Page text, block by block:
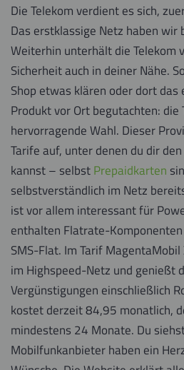
Die Telekom verdient es sich,
Das erstklassige Netz haben wir
Weiterhin unterhält die Telekom
Sicherheit auch in deiner Nähe.
Shop etwas klären oder dort das
Produkt vor Ort begutachten: die
hervorragende Wahl. Dieser
Tarife auf, unter denen du dir
kannst – selbstPrepaidkarten
selbstverständlich im Netz
ist vor allem interessant für
enthalten Flatrate-
SMS-Flat. Im Tarif
im Highspeed-Netz und genießt
Vergünstigungen einschließlich
kostet derzeit 84,95 monatlich,
mindestens 24 Monate. Du
Mobilfunkanbieter haben ein